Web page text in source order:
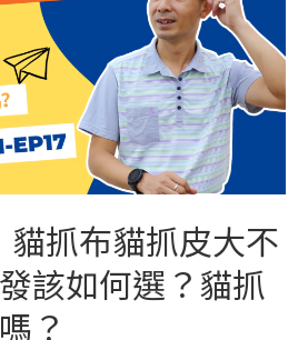
貓抓布貓抓皮大不
該如何選？貓抓
？